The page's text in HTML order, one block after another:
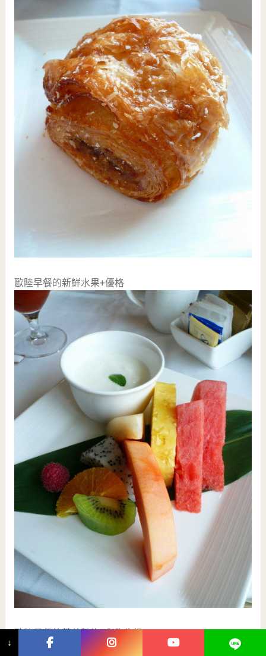
歐陸早餐的新鮮水果+優格
歐陸早餐的營養穀物+全脂牛奶
打電話訂Room Service時，服務人員會很貼心的問牛奶
↓